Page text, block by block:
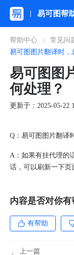
易可图帮
帮助中心 常见问
易可图图片翻译时，
易可图图
何处理？
更新于：2025-05-22
Q：易可图图片翻译
A： 如果有挂代理的
话，可以刷新一下页
内容是否对你有
有帮助
上一篇